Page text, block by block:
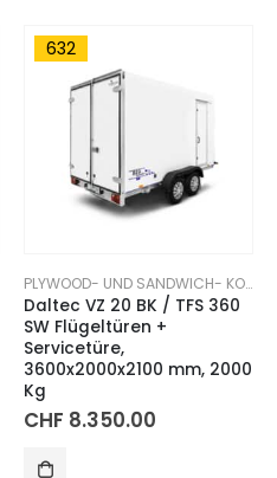
632
PLYWOOD- UND SANDWICH- KOFFERANHÄNGER
Daltec VZ 20 BK / TFS 360
SW Flügeltüren +
Servicetüre,
3600x2000x2100 mm, 2000
Kg
CHF 8.350.00